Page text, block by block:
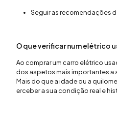
Seguirasrecomendações
Oqueverificarnumelétrico
Ao comprarum carro elétrico
dos aspetosmaisimportantes a
Mais do queaidadeou a
erceberasua condiçãoreal e